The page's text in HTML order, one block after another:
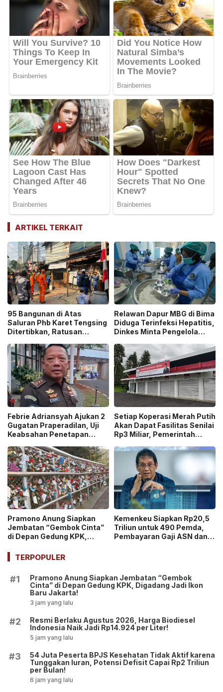
ARTIKEL TERKAIT
95 Bangunan di Atas
Saluran Phb Karet Tengsing
Ditertibkan, Ratusan
Dikerahkan
Relawan Dapur MBG di Bima
Diduga Terinfeksi Hepatitis,
Dinkes Minta Pengelola
Febrie Adriansyah Ajukan 2
Gugatan Praperadilan, Uji
Keabsahan Penetapan
Penyitaan Aset!
Setiap Koperasi Merah Putih
Akan Dapat Fasilitas Senilai
Rp3 Miliar, Pemerintah
Pramono Anung Siapkan
Jembatan “Gembok Cinta”
di Depan Gedung KPK,
Jakarta!
Kemenkeu Siapkan Rp20,5
Triliun untuk 490 Pemda,
Pembayaran Gaji ASN dan
TERPOPULER
#1
Pramono Anung Siapkan Jembatan “Gembok
Cinta” di Depan Gedung KPK, Digadang Jadi Ikon
Baru Jakarta!
3 jam yang lalu
#2
Resmi Berlaku Agustus 2026, Harga Biodiesel
Indonesia Naik Jadi Rp14.924 per Liter!
5 jam yang lalu
#3
54 Juta Peserta BPJS Kesehatan Tidak Aktif karena
Tunggakan Iuran, Potensi Defisit Capai Rp2 Triliun
per Bulan!
6 jam yang lalu